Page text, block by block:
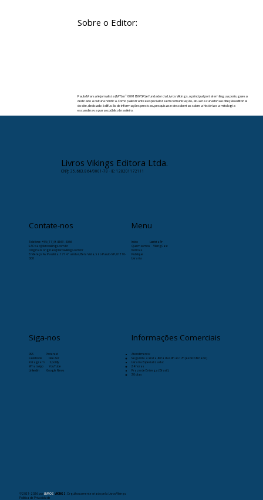
Sobre o Editor:
Paulo Marsal é jornalista (MTb nº 0091859/SP) e fundador da Livros Vikings, o principal portal em língua portuguesa
dedicado à cultura nórdica. Como palestrante e especialista em comunicação, atua na curadoria e direção editorial
do site, dedicado à difusão de informações precisas, pesquisas e descobertas sobre a história e a mitologia
escandinava para o público brasileiro.
Livros Vikings Editora Ltda.
CNPJ: 35.663.864/0001-78 · IE: 128201172111
Contate-nos
Telefone:+55 (11) 9-8263-4066
SAC: sac@livrosvikings.com.br
Originais: originais@livrosvikings.com.br
Endereço: Av. Paulista, 171 4º andar, Bela Vista, São Paulo-SP, 01310-
000
Menu
Início
Læristaðr
Quem somos
VikingCast
Notícias
Publique
Livraria
Siga-nos
RSS
Pinterest
Facebook
Deezer
Instagram
Spotify
WhatsApp
YouTube
Linkedin
Google News
Informações Comerciais
Atendimento:
Segunda a sexta-feira das 8h as 17h (exceto feriado)
Livraria Especializada:
24 horas
Prazo de Entrega (Brasil):
30 dias
© 2021- 2026por LIVROSVIKINGS . Orgulhosamente criado pela Livros Vikings.
Política de Privacidade